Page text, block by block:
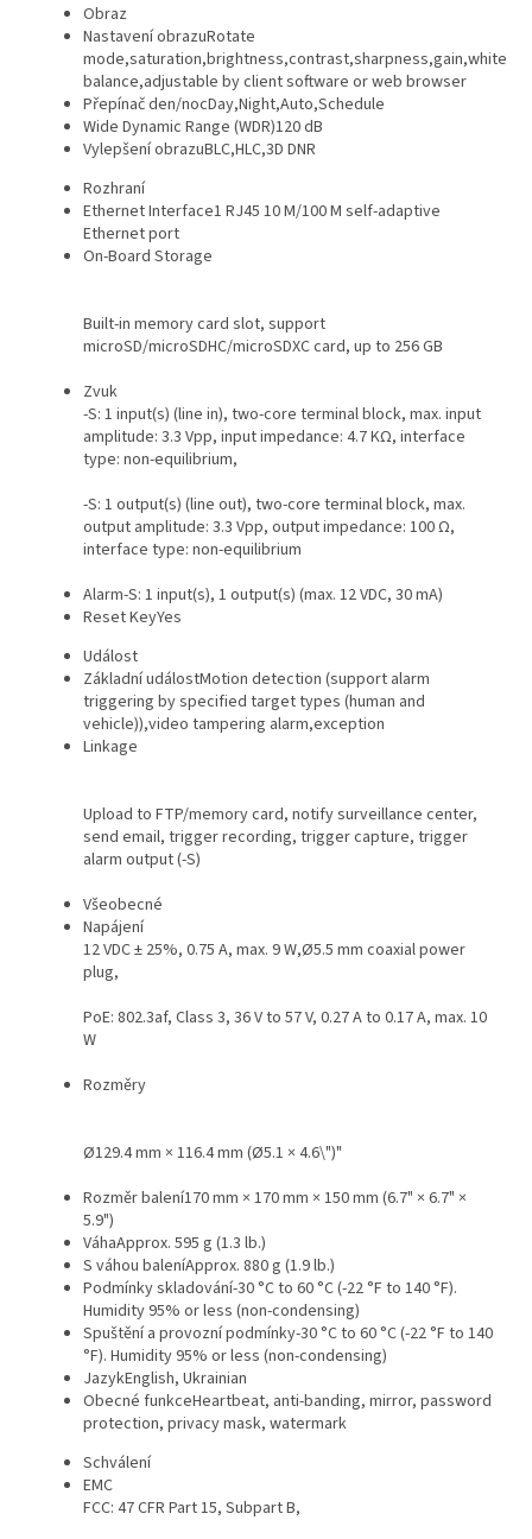
Obraz
Nastavení obrazuRotate
mode,saturation,brightness,contrast,sharpness,gain,white
balance,adjustable by client software or web browser
Přepínač den/nocDay,Night,Auto,Schedule
Wide Dynamic Range (WDR)120 dB
Vylepšení obrazuBLC,HLC,3D DNR
Rozhraní
Ethernet Interface1 RJ45 10 M/100 M self-adaptive
Ethernet port
On-Board Storage
Built-in memory card slot, support
microSD/microSDHC/microSDXC card, up to 256 GB
Zvuk
-S: 1 input(s) (line in), two-core terminal block, max. input
amplitude: 3.3 Vpp, input impedance: 4.7 KΩ, interface
type: non-equilibrium,
-S: 1 output(s) (line out), two-core terminal block, max.
output amplitude: 3.3 Vpp, output impedance: 100 Ω,
interface type: non-equilibrium
Alarm-S: 1 input(s), 1 output(s) (max. 12 VDC, 30 mA)
Reset KeyYes
Událost
Základní událostMotion detection (support alarm
triggering by specified target types (human and
vehicle)),video tampering alarm,exception
Linkage
Upload to FTP/memory card, notify surveillance center,
send email, trigger recording, trigger capture, trigger
alarm output (-S)
Všeobecné
Napájení
12 VDC ± 25%, 0.75 A, max. 9 W,Ø5.5 mm coaxial power
plug,
PoE: 802.3af, Class 3, 36 V to 57 V, 0.27 A to 0.17 A, max. 10
W
Rozměry
Ø129.4 mm × 116.4 mm (Ø5.1 × 4.6\")"
Rozměr balení170 mm × 170 mm × 150 mm (6.7" × 6.7" ×
5.9")
VáhaApprox. 595 g (1.3 lb.)
S váhou baleníApprox. 880 g (1.9 lb.)
Podmínky skladování-30 °C to 60 °C (-22 °F to 140 °F).
Humidity 95% or less (non-condensing)
Spuštění a provozní podmínky-30 °C to 60 °C (-22 °F to 140
°F). Humidity 95% or less (non-condensing)
JazykEnglish, Ukrainian
Obecné funkceHeartbeat, anti-banding, mirror, password
protection, privacy mask, watermark
Schválení
EMC
FCC: 47 CFR Part 15, Subpart B,